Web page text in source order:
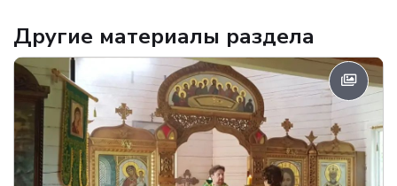
Другие материалы раздела